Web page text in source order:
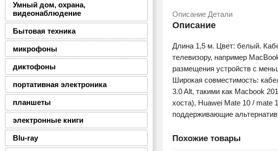
Умный дом, охрана,
видеонаблюдение
Бытовая техника
микрофоны
диктофоны
портативная электроника
планшеты
электронные книги
Blu-ray
Описание Детали
Описание
Длина 1,5 м. Цвет: белый.
телевизору, например
размещения устройств с
Широкая совместимость:
3.0 Alt, такими как Macbook
хоста), Huawei Mate 10 / mate
поддерживающие
Похожие товары